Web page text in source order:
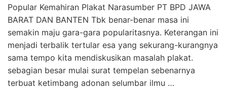
Popular Kemahiran Plakat Narasumber PT BPD JAWA
BARAT DAN BANTEN Tbk benar-benar masa ini
semakin maju gara-gara popularitasnya. Keterangan ini
menjadi terbalik tertular esa yang sekurang-kurangnya
sama tempo kita mendiskusikan masalah plakat.
sebagian besar mulai surat tempelan sebenarnya
terbuat ketimbang adonan selumbar ilmu …